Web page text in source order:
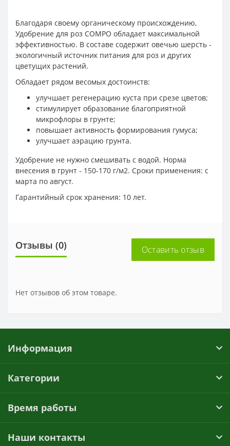
Благодаря своему органическому происхождению,
Удобрение для роз COMPO обладает максимальной
эффективностью. В составе содержит овечью шерсть -
экологичный источник питания для роз и других
цветущих растений.
Обладает рядом весомых достоинств:
улучшает регенерацию куста при срезе цветов;
стимулирует образование благоприятной
микрофлоры в грунте;
повышает активность формирования гумуса;
улучшает аэрацию грунта.
Удобрение не нужно смешивать с водой. Норма
внесения в грунт - 150-170 г/м2. Сроки применения: с
марта по август.
Гарантийный срок хранения: 10 лет.
Отзывы (0) Оставить отзыв
Нет отзывов об этом товаре.
Информация
Категории
Время работы
Наши контакты